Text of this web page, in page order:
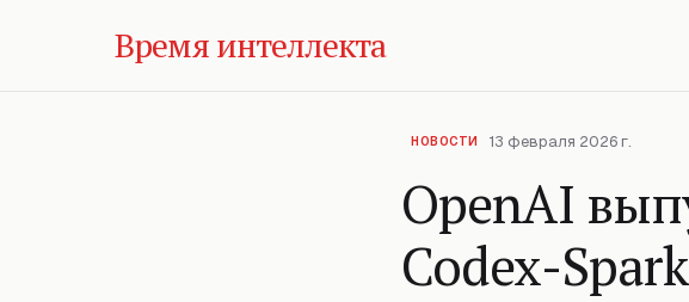
Время интеллекта
НОВОСТИ 13 февраля 2026 г.
OpenAI
Codex-